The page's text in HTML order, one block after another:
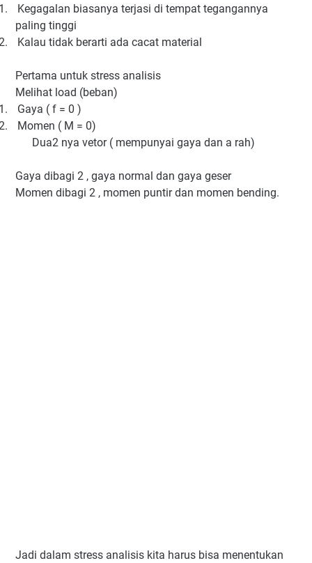
Kegagalan biasanya terjasi di tempat tegangannya
paling tinggi
Kalau tidak berarti ada cacat material
Pertama untuk stress analisis
Melihat load (beban)
Gaya ( f = 0 )
Momen ( M = 0)
Dua2 nya vetor ( mempunyai gaya dan a rah)
Gaya dibagi 2 , gaya normal dan gaya geser
Momen dibagi 2 , momen puntir dan momen bending.
Jadi dalam stress analisis kita harus bisa menentukan